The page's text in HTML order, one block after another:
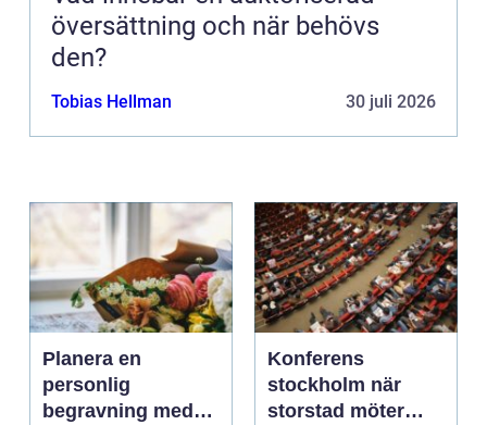
översättning och när behövs
den?
Tobias Hellman 30 juli 2026
Planera en
personlig
begravning med
Konferens
stockholm när
storstad möter